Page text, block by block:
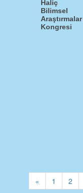
Haliç
Bilimsel
Araştırmalar
Kongresi
« 1 2